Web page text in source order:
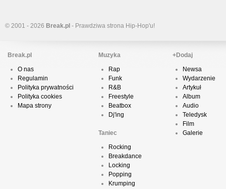
© 2001 - 2026 Break.pl - Prawdziwa strona Hip-Hop'u!
Break.pl
O nas
Regulamin
Polityka prywatności
Polityka cookies
Mapa strony
Muzyka
Rap
Funk
R&B
Freestyle
Beatbox
Dj'ing
Taniec
Rocking
Breakdance
Locking
Popping
Krumping
+Dodaj
Newsa
Wydarzenie
Artykuł
Album
Audio
Teledysk
Film
Galerie